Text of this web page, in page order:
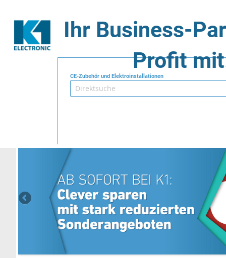
Ihr Business-
Profit
CE-Zubehör und Elektroinstallationen